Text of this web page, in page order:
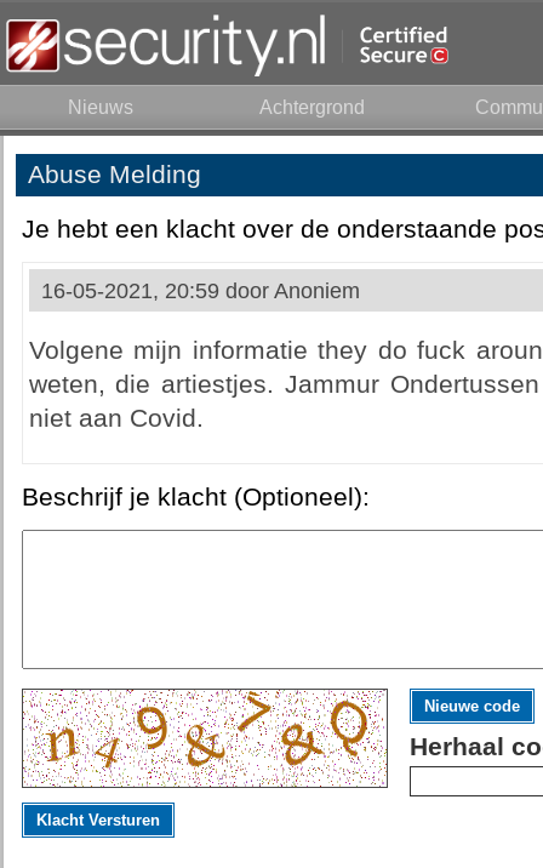
Nieuws Achtergrond
Abuse Melding
Je hebt een klacht over de onderstaande
16-05-2021, 20:59 door Anoniem
Volgene mijn informatie they do fuck
weten, die artiestjes. Jammur
niet aan Covid.
Beschrijf je klacht (Optioneel):
Nieuwe code
Herhaal
Klacht Versturen